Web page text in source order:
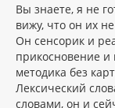
о
щ
е
н
и
е
Вы знаете, я не
вижу, что он их
Он сенсорик и
прикосновение и
методика без
Лексический
словами, он и